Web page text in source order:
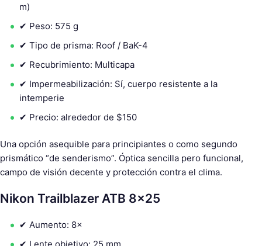
m)
✔ Peso: 575 g
✔ Tipo de prisma: Roof / BaK-4
✔ Recubrimiento: Multicapa
✔ Impermeabilización: Sí, cuerpo resistente a la
intemperie
✔ Precio: alrededor de $150
Una opción asequible para principiantes o como segundo
prismático “de senderismo”. Óptica sencilla pero funcional,
campo de visión decente y protección contra el clima.
Nikon Trailblazer ATB 8×25
✔ Aumento: 8×